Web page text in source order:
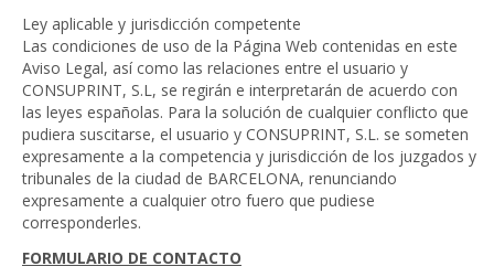
Ley aplicable y jurisdicción competente
Las condiciones de uso de la Página Web contenidas en este
Aviso Legal, así como las relaciones entre el usuario y
CONSUPRINT, S.L, se regirán e interpretarán de acuerdo con
las leyes españolas. Para la solución de cualquier conflicto que
pudiera suscitarse, el usuario y CONSUPRINT, S.L. se someten
expresamente a la competencia y jurisdicción de los juzgados y
tribunales de la ciudad de BARCELONA, renunciando
expresamente a cualquier otro fuero que pudiese
corresponderles.
FORMULARIO DE CONTACTO